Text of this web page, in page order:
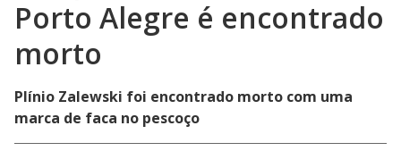
Porto Alegre é encontrado
morto
Plínio Zalewski foi encontrado morto com uma
marca de faca no pescoço